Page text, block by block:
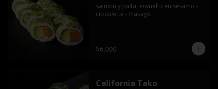
salmon y palta, envuelto en sésamo -
ciboulette - masago
$6.000
California Tako